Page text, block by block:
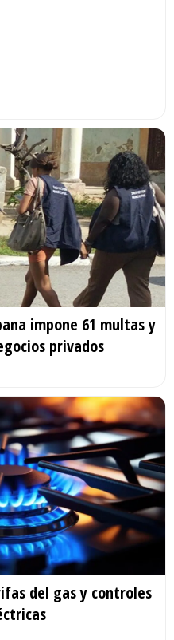
impone 61 multas y
privados
del gas y controles